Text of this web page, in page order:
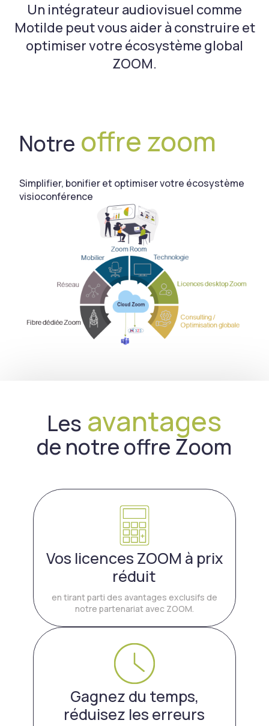
Un intégrateur audiovisuel comme
Motilde peut vous aider à construire et
optimiser votre écosystème global
ZOOM.
Notre offre zoom
Simplifier, bonifier et optimiser votre écosystème
visioconférence
Les avantages
de notre offre Zoom
Vos licences ZOOM à prix
réduit
en tirant parti des avantages exclusifs de
notre partenariat avec ZOOM.
Gagnez du temps,
réduisez les erreurs